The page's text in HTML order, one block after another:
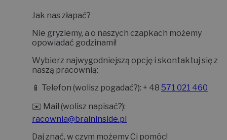
Jak nas złapać?
Nie gryziemy, a o naszych czapkach możemy
opowiadać godzinami!
Wybierz najwygodniejszą opcję i skontaktuj się z
naszą pracownią:
📱 Telefon (wolisz pogadać?): + 48 571 021 460
✉️ Mail (wolisz napisać?):
racownia@braininside.pl
Daj znać, w czym możemy Ci pomóc!